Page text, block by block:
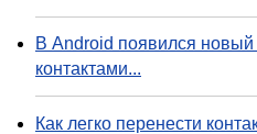
В Android появился
контактами...
Как легко перенести